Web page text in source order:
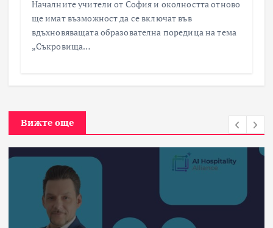
Началните учители от София и околността отново
ще имат възможност да се включат във
вдъхновяващата образователна поредица на тема
„Съкровища…
Вижте още